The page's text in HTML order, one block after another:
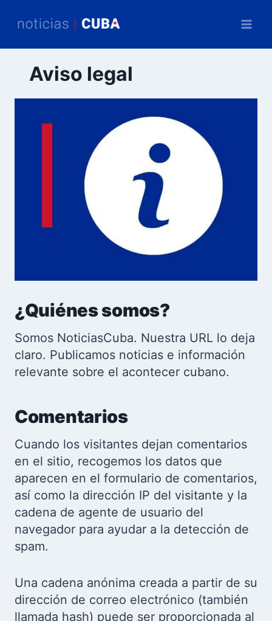
Aviso legal
¿Quiénes somos?
Somos NoticiasCuba. Nuestra URL lo deja
claro. Publicamos noticias e información
relevante sobre el acontecer cubano.
Comentarios
Cuando los visitantes dejan comentarios
en el sitio, recogemos los datos que
aparecen en el formulario de comentarios,
así como la dirección IP del visitante y la
cadena de agente de usuario del
navegador para ayudar a la detección de
spam.
Una cadena anónima creada a partir de su
dirección de correo electrónico (también
llamada hash) puede ser proporcionada al